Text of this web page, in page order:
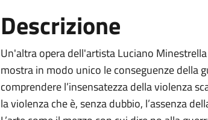
Descrizione
Un'altra opera dell'artista Luciano
mostra in modo unico le conseguenze della
comprendere l’insensatezza della violenza
la violenza che è, senza dubbio, l’assenza